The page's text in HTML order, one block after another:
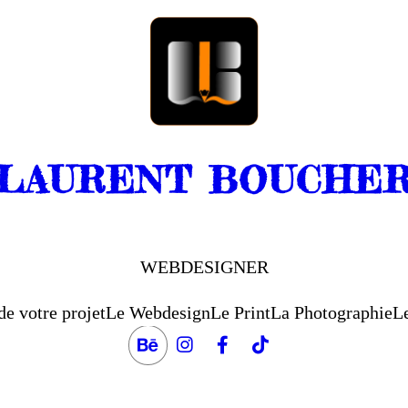
WEBDESIGNER
votre projetLe WebdesignLe PrintLa Photographie